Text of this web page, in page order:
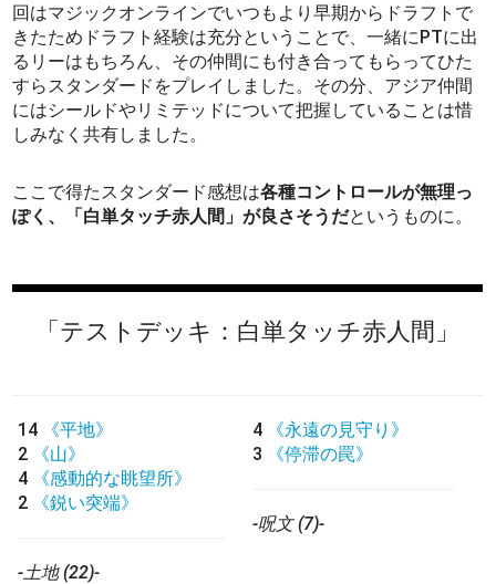
回はマジックオンラインでいつもより早期からドラフトで
きたためドラフト経験は充分ということで、一緒にPTに出
るリーはもちろん、その仲間にも付き合ってもらってひた
すらスタンダードをプレイしました。その分、アジア仲間
にはシールドやリミテッドについて把握していることは惜
しみなく共有しました。
ここで得たスタンダード感想は各種コントロールが無理っ
ぽく、「白単タッチ赤人間」が良さそうだというものに。
「テストデッキ：白単タッチ赤人間」
14
《平地》
2
《山》
4
《感動的な眺望所》
2
《鋭い突端》
-土地 (22)-
4
《永遠の見守り》
3
《停滞の罠》
-呪文 (7)-